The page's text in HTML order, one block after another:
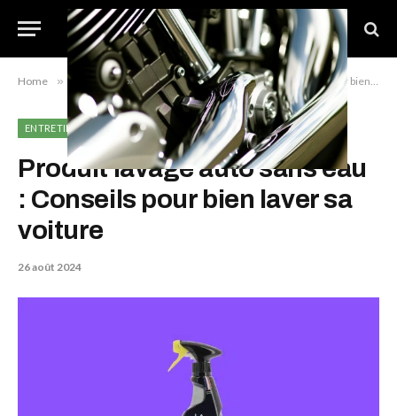
Home » Entretien » Produit lavage auto sans eau : Conseils pour bien laver sa voiture
ENTRETIEN
Produit lavage auto sans eau
: Conseils pour bien laver sa
voiture
26 août 2024